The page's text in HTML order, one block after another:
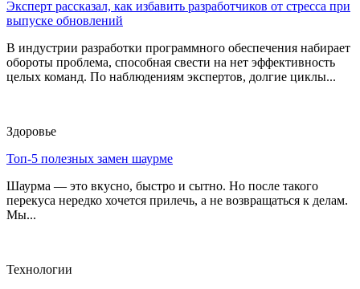
Эксперт рассказал, как избавить разработчиков от стресса при
выпуске обновлений
В индустрии разработки программного обеспечения набирает
обороты проблема, способная свести на нет эффективность
целых команд. По наблюдениям экспертов, долгие циклы...
Здоровье
Топ-5 полезных замен шаурме
Шаурма — это вкусно, быстро и сытно. Но после такого
перекуса нередко хочется прилечь, а не возвращаться к делам.
Мы...
Технологии